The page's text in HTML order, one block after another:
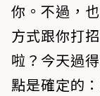
你。不過，
方式跟你打
啦？今天過
點是確定的